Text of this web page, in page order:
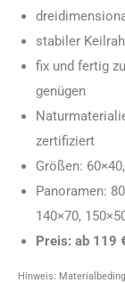
stabiler
fix und fertig
genügen
zertifiziert
Größen:
Panoramen:
140×70,
Preis: ab 119
Hinweis: